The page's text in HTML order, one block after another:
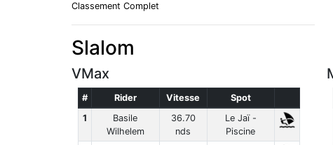
Classement Complet
Slalom
VMax
# Rider Vitesse
Spot
1
Basile
Wilhelem
36.70
nds
Le Jaï -
Piscine